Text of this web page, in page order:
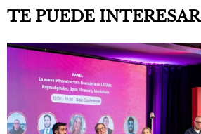
TE PUEDE INTERESAR